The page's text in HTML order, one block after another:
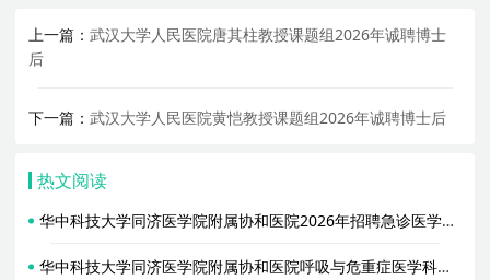
上一篇：武汉大学人民医院唐其柱教授课题组2026年诚聘博士
后
下一篇：武汉大学人民医院黄恺教授课题组2026年诚聘博士后
热文阅读
华中科技大学同济医学院附属协和医院2026年招聘急诊医学科临床博士后
华中科技大学同济医学院附属协和医院呼吸与危重症医学科（金阳教授课题组）2026年招聘3名博士后启事